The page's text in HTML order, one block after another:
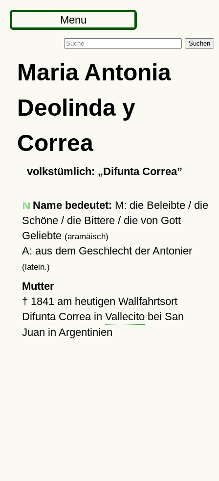
Menu
Suchen
Maria Antonia
Deolinda y
Correa
volkstümlich: Difunta Correa
Name bedeutet: M: die Beleibte / die
Schöne / die Bittere / die von Gott
Geliebte (aramäisch)
A: aus dem Geschlecht der Antonier
(latein.)
Mutter
† 1841am heutigen Wallfahrtsort
Difunta Correa in Vallecitobei San
Juan in Argentinien